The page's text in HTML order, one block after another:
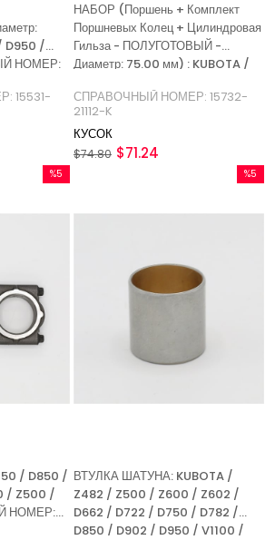
D950 /
15531-
НАБОР (Поршень + Комплект
Поршневых Колец + Цилиндровая
Гильза - ПОЛУГОТОВЫЙ -
Диаметр: 75.00 мм) : KUBOTA /
СПРАВОЧНЫЙ НОМЕР: 15732-
21112-K
КУСОК
$71.24
$74.80
/ D850 /
/ Z500 /
%5
ВТУЛКА ШАТУНА: KUBOTA /
Z482 / Z500 / Z600 / Z602 /
D662 / D722 / D750 / D782 /
D850 / D902 / D950 / V1100 /
%5